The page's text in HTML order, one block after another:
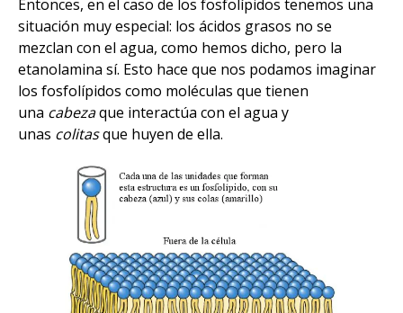
Entonces, en el caso de los fosfolípidos tenemos una
situación muy especial: los ácidos grasos no se
mezclan con el agua, como hemos dicho, pero la
etanolamina sí. Esto hace que nos podamos imaginar
los fosfolípidos como moléculas que tienen
una cabezaque interactúa con el agua y
unas colitasque huyen de ella.